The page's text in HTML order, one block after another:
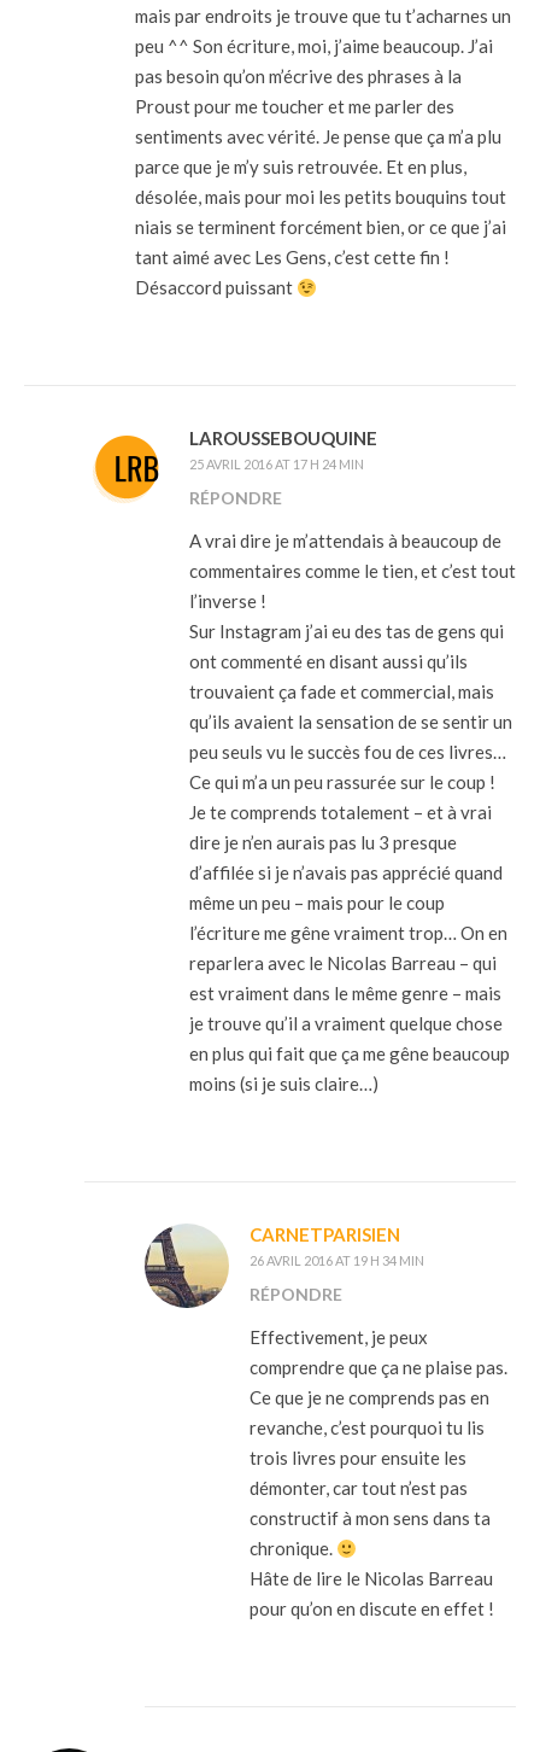
mais par endroits je trouve que tu t’acharnes un
peu ^^ Son écriture, moi, j’aime beaucoup. J’ai
pas besoin qu’on m’écrive des phrases à la
Proust pour me toucher et me parler des
sentiments avec vérité. Je pense que ça m’a plu
parce que je m’y suis retrouvée. Et en plus,
désolée, mais pour moi les petits bouquins tout
niais se terminent forcément bien, or ce que j’ai
tant aimé avec Les Gens, c’est cette fin !
Désaccord puissant
LAROUSSEBOUQUINE
25 AVRIL 2016 AT 17 H 24 MIN
RÉPONDRE
A vrai dire je m’attendais à beaucoup de
commentaires comme le tien, et c’est tout
l’inverse !
Sur Instagram j’ai eu des tas de gens qui
ont commenté en disant aussi qu’ils
trouvaient ça fade et commercial, mais
qu’ils avaient la sensation de se sentir un
peu seuls vu le succès fou de ces livres…
Ce qui m’a un peu rassurée sur le coup !
Je te comprends totalement – et à vrai
dire je n’en aurais pas lu 3 presque
d’affilée si je n’avais pas apprécié quand
même un peu – mais pour le coup
l’écriture me gêne vraiment trop… On en
reparlera avec le Nicolas Barreau – qui
est vraiment dans le même genre – mais
je trouve qu’il a vraiment quelque chose
en plus qui fait que ça me gêne beaucoup
moins (si je suis claire…)
CARNETPARISIEN
26 AVRIL 2016 AT 19 H 34 MIN
RÉPONDRE
Effectivement, je peux
comprendre que ça ne plaise pas.
Ce que je ne comprends pas en
revanche, c’est pourquoi tu lis
trois livres pour ensuite les
démonter, car tout n’est pas
constructif à mon sens dans ta
chronique.
Hâte de lire le Nicolas Barreau
pour qu’on en discute en effet !